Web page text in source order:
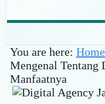
You are here: Home
Mengenal Tentang
Manfaatnya